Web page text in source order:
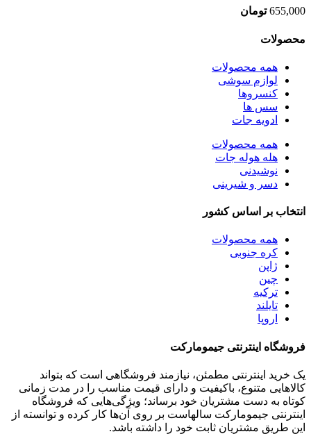
655,000 تومان
محصولات
همه محصولات
لوازم سوشی
کنسروها
سس ها
ادویه جات
همه محصولات
هله هوله جات
نوشیدنی
دسر و شیرینی
انتخاب بر اساس کشور
همه محصولات
کره جنوبی
ژاپن
چین
ترکیه
تایلند
اروپا
فروشگاه اینترنتی جیمومارکت
یک خرید اینترنتی مطمئن، نیازمند فروشگاهی است که بتواند
کالاهایی متنوع، باکیفیت و دارای قیمت مناسب را در مدت زمانی
کوتاه به دست مشتریان خود برساند؛ ویژگی‌هایی که فروشگاه
اینترنتی جیمومارکت سالهاست بر روی آن‌ها کار کرده و توانسته از
این طریق مشتریان ثابت خود را داشته باشد.